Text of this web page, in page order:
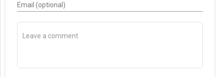
Email (optional)